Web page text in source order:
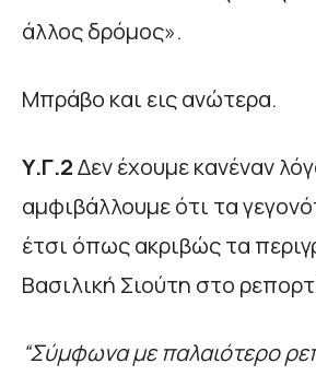
άλλος δρόμος».
Μπράβο και εις ανώτερα.
Υ.Γ.2Δεν έχουμε κανέναν
αμφιβάλλουμε ότι τα
έτσι όπως ακριβώς τα
Βασιλική Σιούτη στο
“Σύμφωνα με παλαιότερο